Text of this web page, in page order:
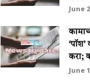
June
करा;
June